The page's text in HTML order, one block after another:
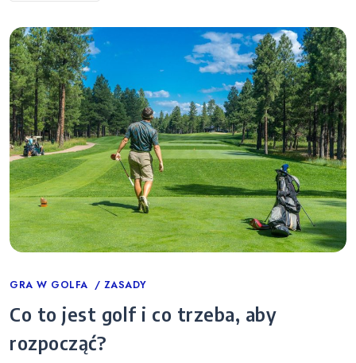
Categories
GRA W GOLFA ZASADY
Co to jest golf i co trzeba, aby
rozpocząć?